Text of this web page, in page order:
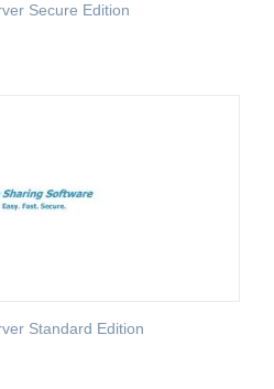
Secure Edition
Standard Edition